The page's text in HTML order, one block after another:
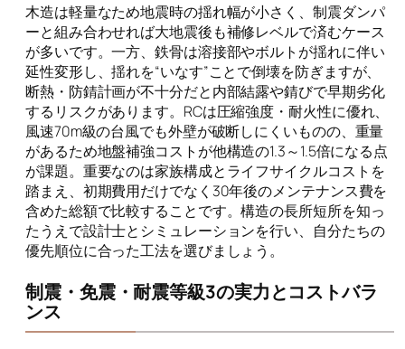
木造は軽量なため地震時の揺れ幅が小さく、制震ダンパ
ーと組み合わせれば大地震後も補修レベルで済むケース
が多いです。一方、鉄骨は溶接部やボルトが揺れに伴い
延性変形し、揺れを“いなす”ことで倒壊を防ぎますが、
断熱・防錆計画が不十分だと内部結露や錆びで早期劣化
するリスクがあります。RCは圧縮強度・耐火性に優れ、
風速70m級の台風でも外壁が破断しにくいものの、重量
があるため地盤補強コストが他構造の1.3～1.5倍になる点
が課題。重要なのは家族構成とライフサイクルコストを
踏まえ、初期費用だけでなく30年後のメンテナンス費を
含めた総額で比較することです。構造の長所短所を知っ
たうえで設計士とシミュレーションを行い、自分たちの
優先順位に合った工法を選びましょう。
制震・免震・耐震等級3の実力とコストバラ
ンス